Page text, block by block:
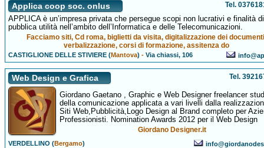
Applica coop soc. onlus Tel.
APPLICA è un’impresa privata che persegue scopi non lucrativi e finalità di
pubblica utilità nell’ambito dell’Informatica e delle Telecomunicazioni.
Facciamo siti, Cd roma, biglietti da visita, digitalizzazione dei
verbalizzazione, corsi di formazione, assitenza do
CASTIGLIONE DELLE STIVIERE (Mantova) -Via chiassi, 106
Web Design e Grafica Tel.
Giordano Gaetano , Graphic e Web Designer freelancer
della comunicazione applicata a vari livelli dalla
Siti Web,Pubblicità,Logo Design al Brand completo per
Professionisti. Nomination Awards 2012 per il Web Design
Giordano Designer.it
VERDELLINO (Bergamo)